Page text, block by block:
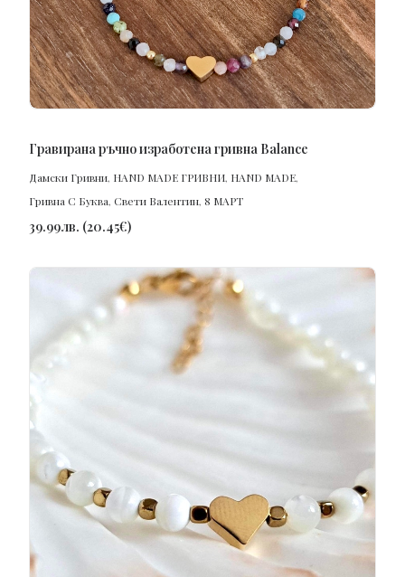
ПОРЪЧАЙ
Гравирана ръчно изработена гривна Balance
Дамски Гривни, HAND MADE ГРИВНИ, HAND MADE,
Гривна С Буква, Свети Валентин, 8 МАРТ
39.99лв. (20.45€)